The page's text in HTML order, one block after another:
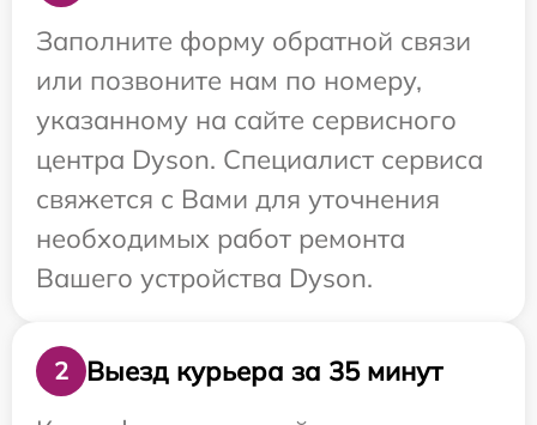
Заполните форму обратной связи
или позвоните нам по номеру,
указанному на сайте сервисного
центра Dyson. Специалист сервиса
свяжется с Вами для уточнения
необходимых работ ремонта
Вашего устройства Dyson.
2
Выезд курьера за 35 минут